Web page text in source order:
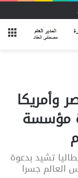
وأمريكا
مؤسسة
تشيد بدعوة
العالم جسرا